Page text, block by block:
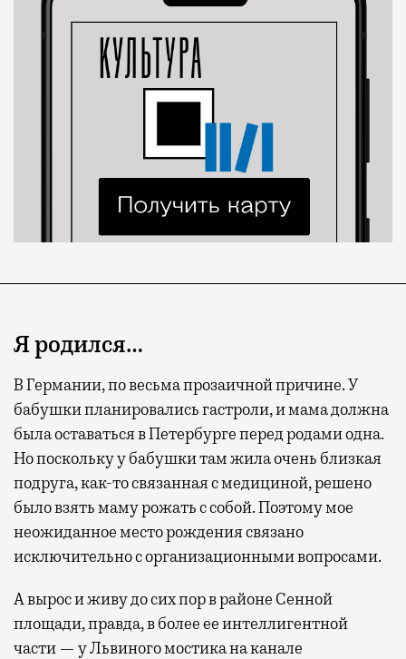
Я родился…
В Германии, по весьма прозаичной причине. У
бабушки планировались гастроли, и мама должна
была оставаться в Петербурге перед родами одна.
Но поскольку у бабушки там жила очень близкая
подруга, как-то связанная с медициной, решено
было взять маму рожать с собой. Поэтому мое
неожиданное место рождения связано
исключительно с организационными вопросами.
А вырос и живу до сих пор в районе Сенной
площади, правда, в более ее интеллигентной
части — у Львиного мостика на канале